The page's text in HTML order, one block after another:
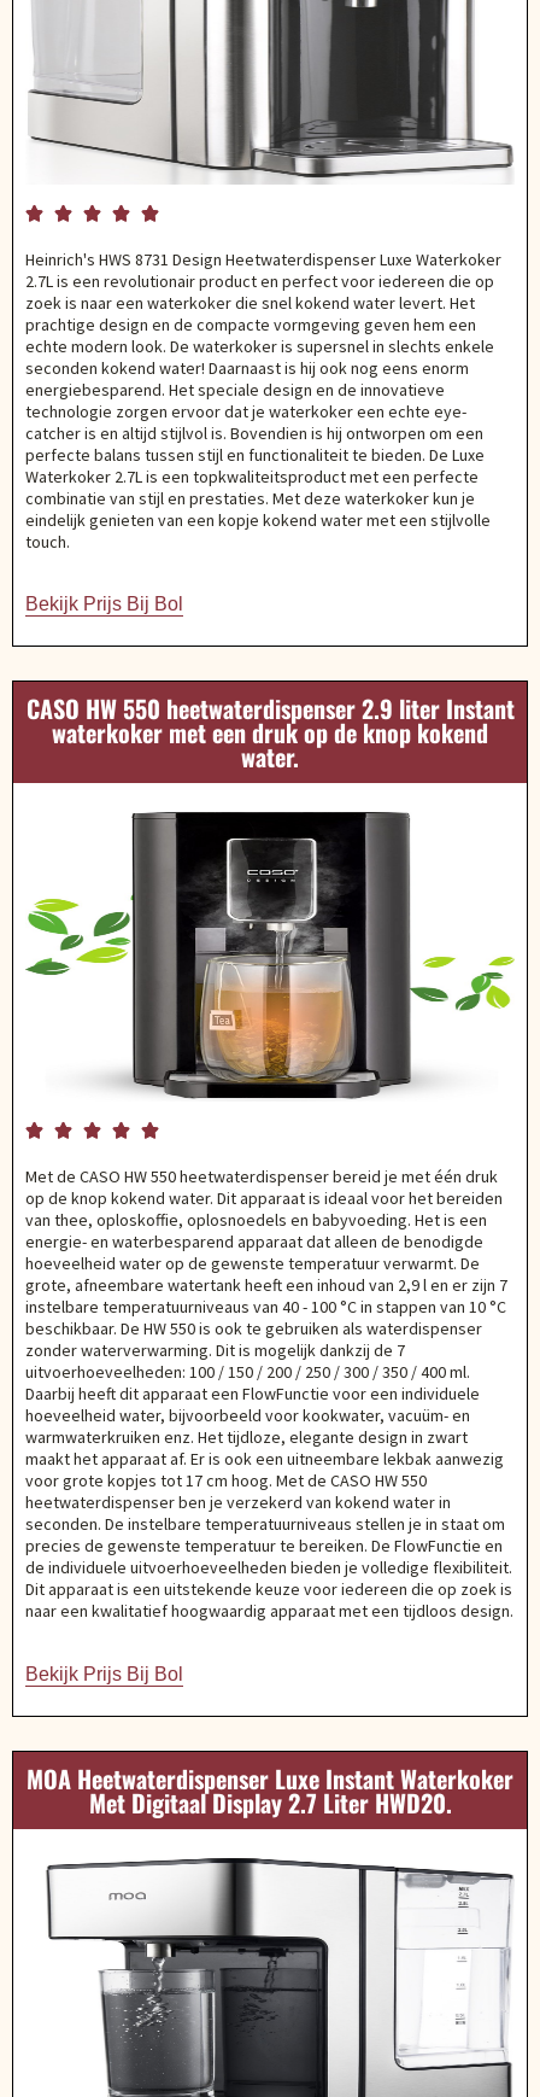
    
Heinrich's HWS 8731 Design Heetwaterdispenser Luxe Waterkoker
2.7L is een revolutionair product en perfect voor iedereen die op
zoek is naar een waterkoker die snel kokend water levert. Het
prachtige design en de compacte vormgeving geven hem een
echte modern look. De waterkoker is supersnel in slechts enkele
seconden kokend water! Daarnaast is hij ook nog eens enorm
energiebesparend. Het speciale design en de innovatieve
technologie zorgen ervoor dat je waterkoker een echte eye-
catcher is en altijd stijlvol is. Bovendien is hij ontworpen om een
perfecte balans tussen stijl en functionaliteit te bieden. De Luxe
Waterkoker 2.7L is een topkwaliteitsproduct met een perfecte
combinatie van stijl en prestaties. Met deze waterkoker kun je
eindelijk genieten van een kopje kokend water met een stijlvolle
touch.
Bekijk Prijs Bij Bol
CASO HW 550 heetwaterdispenser 2.9 liter Instant
waterkoker met een druk op de knop kokend
water.
    
Met de CASO HW 550 heetwaterdispenser bereid je met één druk
op de knop kokend water. Dit apparaat is ideaal voor het bereiden
van thee, oploskoffie, oplosnoedels en babyvoeding. Het is een
energie- en waterbesparend apparaat dat alleen de benodigde
hoeveelheid water op de gewenste temperatuur verwarmt. De
grote, afneembare watertank heeft een inhoud van 2,9 l en er zijn 7
instelbare temperatuurniveaus van 40 - 100 °C in stappen van 10 °C
beschikbaar. De HW 550 is ook te gebruiken als waterdispenser
zonder waterverwarming. Dit is mogelijk dankzij de 7
uitvoerhoeveelheden: 100 / 150 / 200 / 250 / 300 / 350 / 400 ml.
Daarbij heeft dit apparaat een FlowFunctie voor een individuele
hoeveelheid water, bijvoorbeeld voor kookwater, vacuüm- en
warmwaterkruiken enz. Het tijdloze, elegante design in zwart
maakt het apparaat af. Er is ook een uitneembare lekbak aanwezig
voor grote kopjes tot 17 cm hoog. Met de CASO HW 550
heetwaterdispenser ben je verzekerd van kokend water in
seconden. De instelbare temperatuurniveaus stellen je in staat om
precies de gewenste temperatuur te bereiken. De FlowFunctie en
de individuele uitvoerhoeveelheden bieden je volledige flexibiliteit.
Dit apparaat is een uitstekende keuze voor iedereen die op zoek is
naar een kwalitatief hoogwaardig apparaat met een tijdloos design.
Bekijk Prijs Bij Bol
MOA Heetwaterdispenser Luxe Instant Waterkoker
Met Digitaal Display 2.7 Liter HWD20.